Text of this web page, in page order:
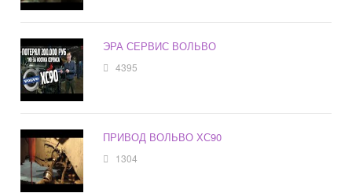
ЭРА СЕРВИС ВОЛЬВО
4395
ПРИВОД ВОЛЬВО ХС90
1304